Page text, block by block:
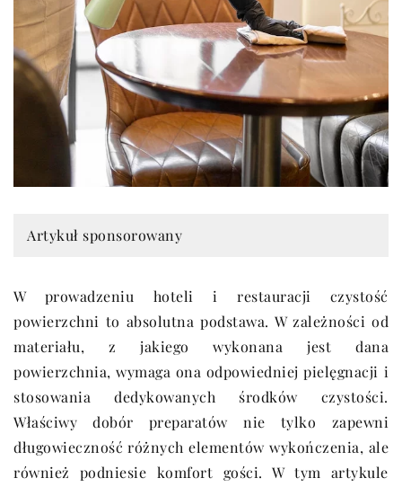
Artykuł sponsorowany
W prowadzeniu hoteli i restauracji czystość
powierzchni to absolutna podstawa. W zależności od
materiału, z jakiego wykonana jest dana
powierzchnia, wymaga ona odpowiedniej pielęgnacji i
stosowania dedykowanych środków czystości.
Właściwy dobór preparatów nie tylko zapewni
długowieczność różnych elementów wykończenia, ale
również podniesie komfort gości. W tym artykule